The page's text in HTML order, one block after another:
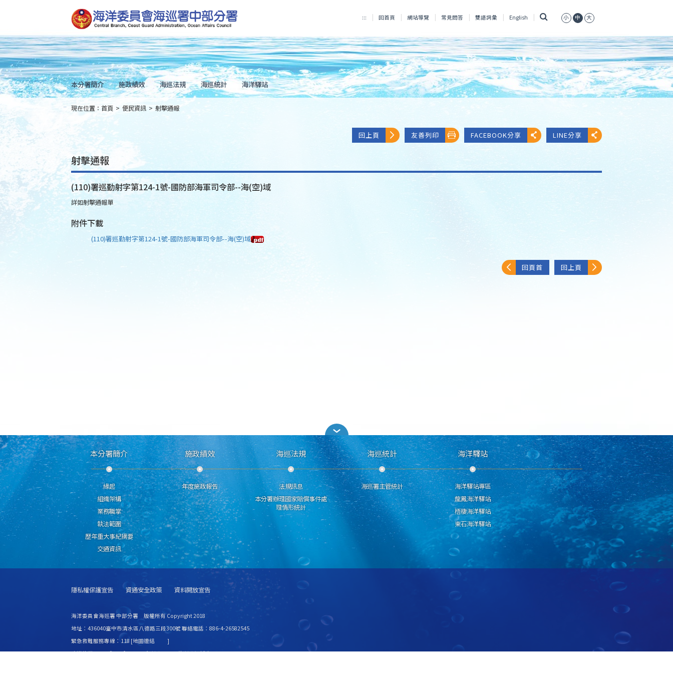
到
主
要
內
容
Skip
to
main
content
::: 回首頁 網站導覽 常見問答 雙語詞彙 English 小 中 大
本分署簡介 施政績效 海巡法規 海巡統計 海洋驛站
::: 現在位置： 首頁 > 便民資訊 > 射擊通報
回上頁 友善列印 FACEBOOK分享 LINE分享
射擊通報
(110)署巡勤射字第124-1號-國防部海軍司令部--海(空)域
詳如射擊通報單
附件下載
(110)署巡勤射字第124-1號-國防部海軍司令部--海(空)域
回頁首 回上頁
本分署簡介
緣起
組織架構
業務職掌
執法範圍
歷年重大事紀摘要
交通資訊
施政績效
年度施政報告
海巡法規
法規訊息
本分署辦理國家賠償事件處
理情形統計
海巡統計
海巡署主管統計
海洋驛站
海洋驛站專區
龍鳳海洋驛站
梧棲海洋驛站
東石海洋驛站
隱私權保護宣告 資通安全政策 資料開放宣告
海洋委員會海巡署 中部分署 版權所有 Copyright 2018
地址：436040臺中市清水區八德路三段300號 聯絡電話：886-4-26582545
緊急救難服務專線：118 [地圖連結
]
建議使用 IE6.0 或 Firefox2.0 以上瀏覽器，最佳瀏覽解析度 1024x768